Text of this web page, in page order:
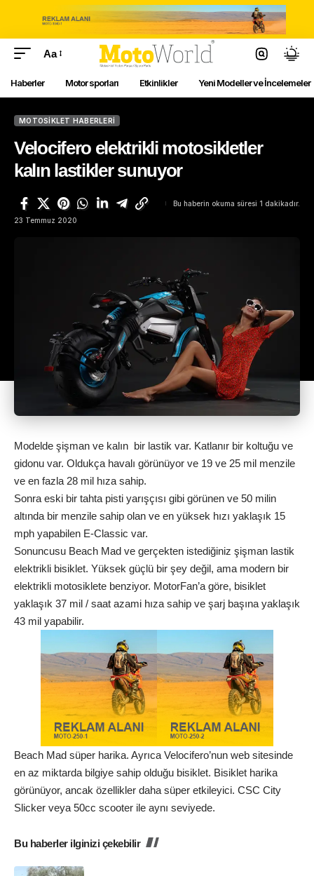
Aa
Haberler Motor sporları Etkinlikler Yeni Modeller ve İncelemeler
MOTOSIKLET HABERLERI
Velocifero elektrikli motosikletler
kalın lastikler sunuyor
23 Temmuz 2020
Bu haberin okuma süresi 1 dakikadır.
Modelde şişman ve kalın bir lastik var. Katlanır bir koltuğu ve
gidonu var. Oldukça havalı görünüyor ve 19 ve 25 mil menzile
ve en fazla 28 mil hıza sahip.
Sonra eski bir tahta pisti yarışçısı gibi görünen ve 50 milin
altında bir menzile sahip olan ve en yüksek hızı yaklaşık 15
mph yapabilen E-Classic var.
Sonuncusu Beach Mad ve gerçekten istediğiniz şişman lastik
elektrikli bisiklet. Yüksek güçlü bir şey değil, ama modern bir
elektrikli motosiklete benziyor. MotorFan’a göre, bisiklet
yaklaşık 37 mil / saat azami hıza sahip ve şarj başına yaklaşık
43 mil yapabilir.
Beach Mad süper harika. Ayrıca Velocifero’nun web sitesinde
en az miktarda bilgiye sahip olduğu bisiklet. Bisiklet harika
görünüyor, ancak özellikler daha süper etkileyici. CSC City
Slicker veya 50cc scooter ile aynı seviyede.
Bu haberler ilginizi çekebilir